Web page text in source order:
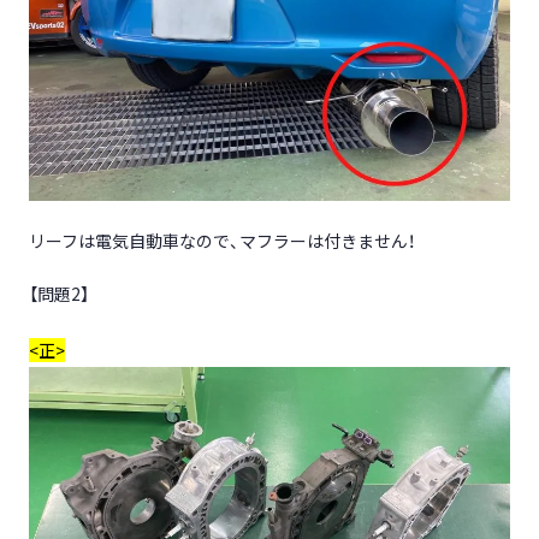
リーフは電気自動車なので、マフラーは付きません！
【問題2】
<正>